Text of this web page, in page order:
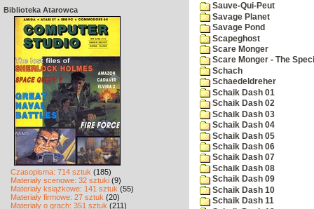
Biblioteka Atarowca
Czasopisma: 714 sztuk (185)
Materiały scenowe: 32 sztuki (9)
Materiały książkowe: 141 sztuk (55)
Materiały firmowe: 27 sztuk (20)
Materiały o grach: 351 sztuk (211)
Sauve-Qui-Peut
Savage Planet
Savage Pond
Scapeghost
Scare Monger
Scare Monger - The
Schach
Schaedeldreher
Schaik Dash 01
Schaik Dash 02
Schaik Dash 03
Schaik Dash 04
Schaik Dash 05
Schaik Dash 06
Schaik Dash 07
Schaik Dash 08
Schaik Dash 09
Schaik Dash 10
Schaik Dash 11